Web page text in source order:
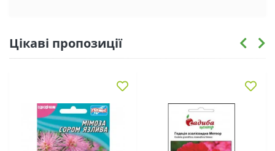
Цікаві пропозиції